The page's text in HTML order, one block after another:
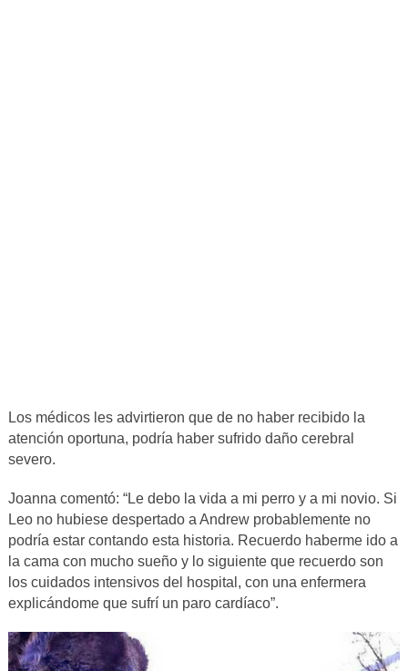
Los médicos les advirtieron que de no haber recibido la
atención oportuna, podría haber sufrido daño cerebral
severo.
Joanna comentó: “Le debo la vida a mi perro y a mi novio. Si
Leo no hubiese despertado a Andrew probablemente no
podría estar contando esta historia. Recuerdo haberme ido a
la cama con mucho sueño y lo siguiente que recuerdo son
los cuidados intensivos del hospital, con una enfermera
explicándome que sufrí un paro cardíaco”.